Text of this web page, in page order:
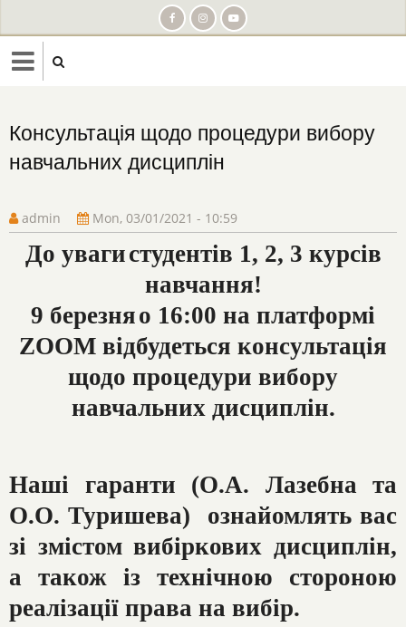
to
main
content
Консультація щодо процедури вибору
навчальних дисциплін
admin Mon, 03/01/2021 - 10:59
До увагистудентів 1, 2, 3 курсів
навчання!
9 березняо 16:00 на платформі
ZOOM відбудеться консультація
щодо процедури вибору
навчальних дисциплін.
Наші гаранти (О.А. Лазебна та
О.О. Туришева) ознайомлять вас
зі змістом вибіркових дисциплін,
а також із технічною стороною
реалізації права на вибір.